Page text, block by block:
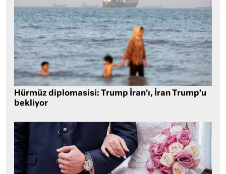
Hürmüz diplomasisi: Trump İran’ı, İran Trump’u
bekliyor